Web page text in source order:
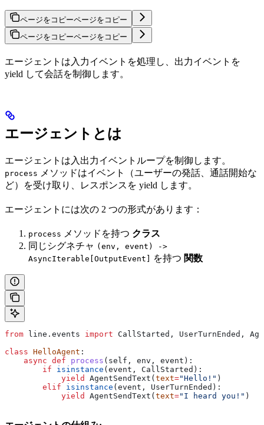
ページをコピーページをコピー
ページをコピーページをコピー
エージェントは入力イベントを処理し、出力イベントを
yield して会話を制御します。
エージェントとは
エージェントは入出力イベントループを制御します。
process メソッドはイベント（ユーザーの発話、通話開始な
ど）を受け取り、レスポンスを yield します。
エージェントには次の 2 つの形式があります：
process メソッドを持つ クラス
同じシグネチャ (env, event) ->
AsyncIterable[OutputEvent]
を持つ 関数
from line.events import CallStarted, UserTurnEnded,
class HelloAgent :
    async
def process ( self , env , event ):
        if
isinstance (event, CallStarted):
            yield
AgentSendText( text="Hello!" )
        elif
isinstance (event, UserTurnEnded):
            yield
AgentSendText( text="I heard you!" )